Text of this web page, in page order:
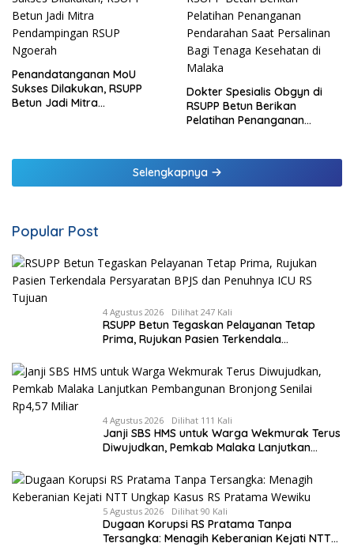
Penandatanganan MoU
Sukses Dilakukan, RSUPP
Betun Jadi Mitra
Dokter Spesialis Obgyn di
RSUPP Betun Berikan
Pelatihan Penanganan
Malaka
Selengkapnya
Popular Post
4 Agustus 2026 Dilihat 247 Kali
RSUPP Betun Tegaskan Pelayanan Tetap
Prima, Rujukan Pasien Terkendala
Tujuan
4 Agustus 2026 Dilihat 111 Kali
Janji SBS HMS untuk Warga Wekmurak Terus
Diwujudkan, Pemkab Malaka Lanjutkan
5 Agustus 2026 Dilihat 90 Kali
Dugaan Korupsi RS Pratama Tanpa
Tersangka: Menagih Keberanian Kejati NTT